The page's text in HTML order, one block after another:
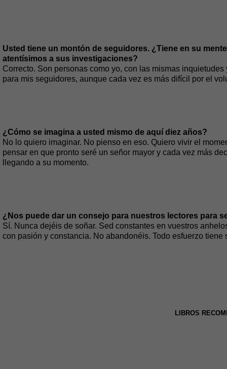
Usted tiene un montón de seguidores. ¿Tiene en su
atentísimos a sus investigaciones?
Correcto. Son personas como yo, con las mismas
para mis seguidores, aunque cada vez es más difícil por el
¿Cómo se imagina a usted mismo de aquí diez años?
No lo quiero imaginar. No pienso en eso. Quiero vivir el
pensar en que pronto seré un señor mayor y cada vez más
llegando a su momento.
¿Nos puede dar un consejo para nuestros lectores para
Sí. Nunca dejéis de soñar. Sed constantes en vuestros
con pasión y constancia. No abandonéis. Todo esfuerzo tiene
LIBROS